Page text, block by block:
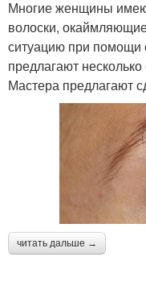
Многие женщины
волоски,
ситуацию при помощи
предлагают
Мастера предлагают
читать дальше →